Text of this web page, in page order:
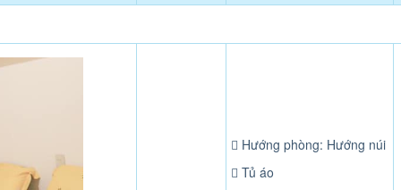
Hướng phòng: Hướng núi
Tủ áo